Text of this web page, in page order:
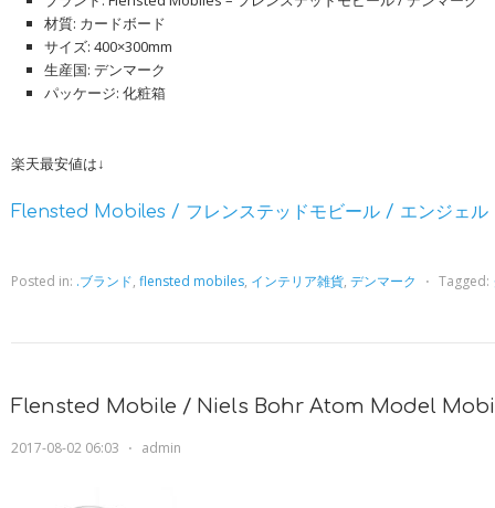
材質: カードボード
サイズ: 400×300mm
生産国: デンマーク
パッケージ: 化粧箱
楽天最安値は↓
Flensted Mobiles / フレンステッドモビール / エンジェル
Posted in: .ブランド, flensted mobiles, インテリア雑貨, デンマーク ⋅ Tagged:
Flensted Mobile / Niels Bohr Atom Model
2017-08-02 06:03 ⋅ admin